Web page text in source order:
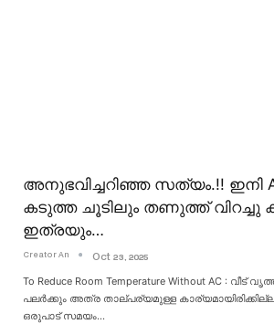
അനുഭവിച്ചറിഞ്ഞ സത്യം.!! ഇനി
കടുത്ത ചൂടിലും തണുത്ത് വിറച്ചു
ഇത്രയും…
Creator An Oct 23, 2025
To Reduce Room Temperature Without AC :
പലർക്കും അത്ര താല്പര്യമുള്ള
ഒരുപാട് സമയം…